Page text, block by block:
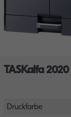
TASKalfa 2020
Druckfarbe